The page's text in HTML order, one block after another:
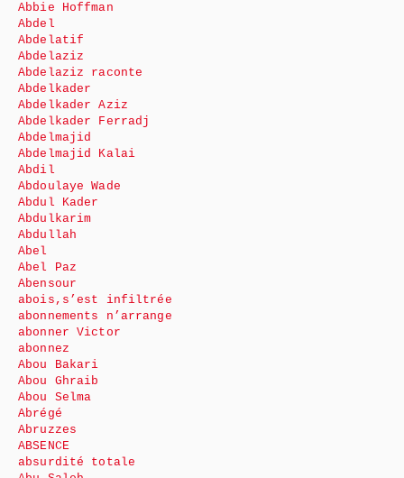
Abbie Hoffman
Abdel
Abdelatif
Abdelaziz
Abdelaziz raconte
Abdelkader
Abdelkader Aziz
Abdelkader Ferradj
Abdelmajid
Abdelmajid Kalai
Abdil
Abdoulaye Wade
Abdul Kader
Abdulkarim
Abdullah
Abel
Abel Paz
Abensour
abois,s’est infiltrée
abonnements n’arrange
abonner Victor
abonnez
Abou Bakari
Abou Ghraib
Abou Selma
Abrégé
Abruzzes
ABSENCE
absurdité totale